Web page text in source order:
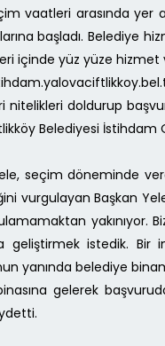
vaatleri arasında yer
başladı. Belediye
içinde yüz yüze hizmet
nitelikleri doldurup
Belediyesi İstihdam
seçim döneminde
vurgulayan Başkan
istedik. Bir
yanında belediye
gelerek